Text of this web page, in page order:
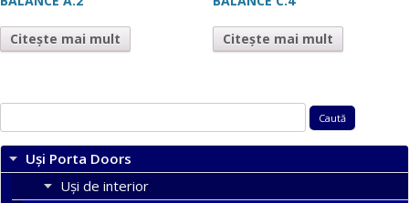
Citește mai mult Citește mai mult
după:
Uși Porta Doors
Uși de interior